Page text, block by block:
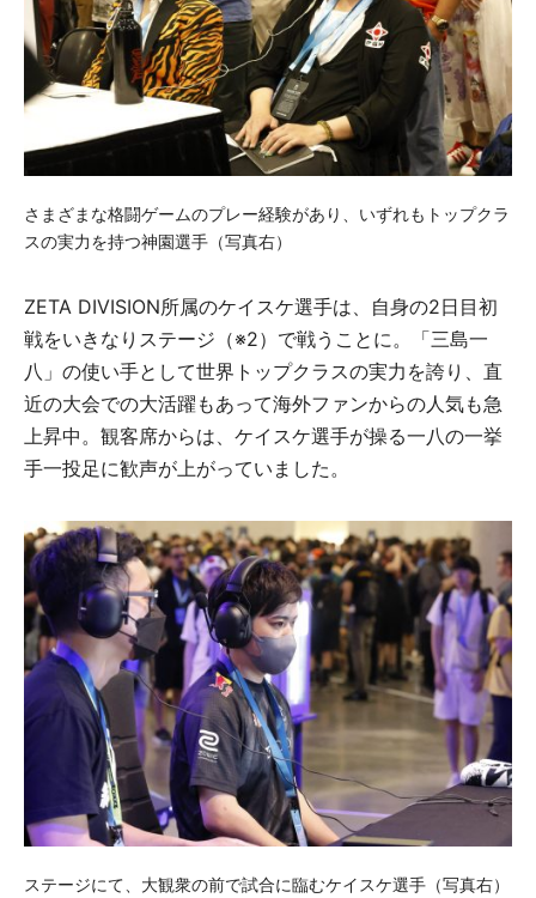
さまざまな格闘ゲームのプレー経験があり、いずれもトップクラ
スの実力を持つ神園選手（写真右）
ZETA DIVISION所属のケイスケ選手は、自身の2日目初
戦をいきなりステージ（※2）で戦うことに。「三島一
八」の使い手として世界トップクラスの実力を誇り、直
近の大会での大活躍もあって海外ファンからの人気も急
上昇中。観客席からは、ケイスケ選手が操る一八の一挙
手一投足に歓声が上がっていました。
ステージにて、大観衆の前で試合に臨むケイスケ選手（写真右）